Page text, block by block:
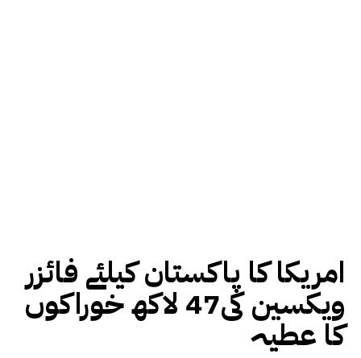
امریکا کا پاکستان کیلئے فائزر
ویکسین کی47 لاکھ خوراکوں‌
کا عطیہ